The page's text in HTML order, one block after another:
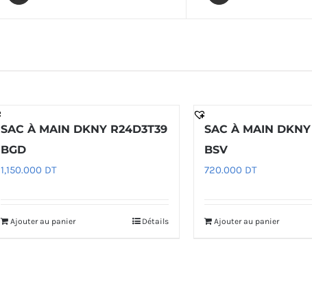
SAC À MAIN DKNY R24D3T39
BGD
1,150.000 DT
Ajouter au panier Détails
SAC À MAIN DKNY
BSV
720.000 DT
Ajouter au panier